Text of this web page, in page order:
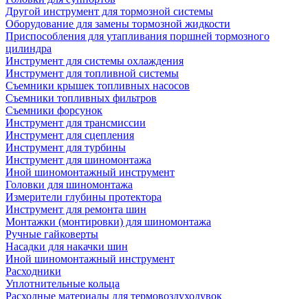
Другой инструмент для тормозной системы
Оборудование для замены тормозной жидкости
Приспособления для утапливания поршней тормозного
цилиндра
Инструмент для системы охлаждения
Инструмент для топливной системы
Съемники крышек топливных насосов
Съемники топливных фильтров
Съемники форсунок
Инструмент для трансмиссии
Инструмент для сцепления
Инструмент для турбины
Инструмент для шиномонтажа
Иной шиномонтажный инструмент
Головки для шиномонтажа
Измерители глубины протектора
Инструмент для ремонта шин
Монтажки (монтировки) для шиномонтажа
Ручные гайковерты
Насадки для накачки шин
Иной шиномонтажный инструмент
Расходники
Уплотнительные кольца
Расходные материалы для термовоздуходувок